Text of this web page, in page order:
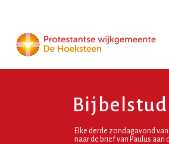
Elke derde zondagavond
naar de brief van Paulus aan